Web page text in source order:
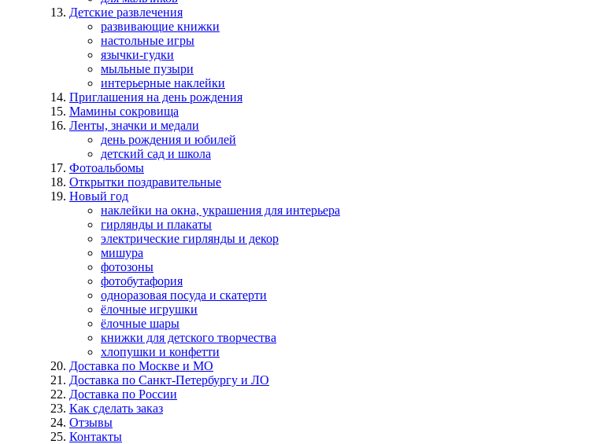
Детские развлечения
развивающие книжки
настольные игры
язычки-гудки
мыльные пузыри
интерьерные наклейки
Приглашения на день рождения
Мамины сокровища
Ленты, значки и медали
день рождения и юбилей
детский сад и школа
Фотоальбомы
Открытки поздравительные
Новый год
наклейки на окна, украшения для интерьера
гирлянды и плакаты
электрические гирлянды и декор
мишура
фотозоны
фотобутафория
одноразовая посуда и скатерти
ёлочные игрушки
ёлочные шары
книжки для детского творчества
хлопушки и конфетти
Доставка по Москве и МО
Доставка по Санкт-Петербургу и ЛО
Доставка по России
Как сделать заказ
Отзывы
Контакты